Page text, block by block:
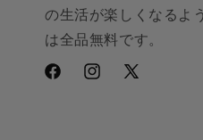
の生活が楽しくなるよ
は全品無料です。
FacebookInstagram
X